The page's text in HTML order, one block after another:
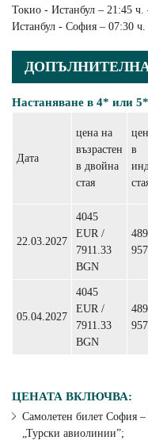
Токио - Истанбул – 21:45
Истанбул - София – 07:30 ч.
Настаняване в 4* или
Дата
цена на
възрастен
в двойна
стая
в
22.03.2027
4045
EUR /
7911.33
BGN
05.04.2027
4045
EUR /
7911.33
BGN
ЦЕНАТА ВКЛЮЧВА:
Самолетен билет София
„Турски авиолинии”;